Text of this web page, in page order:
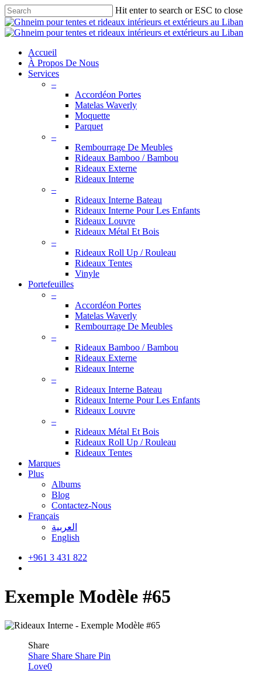
Skip
to
main
Hit enter to search or ESC to close
Close
Search
search
Menu
Accueil
À Propos De Nous
Services
–
Accordéon Portes
Matelas Waverly
Moquette
Parquet
–
Rembourrage De Meubles
Rideaux Bamboo / Bambou
Rideaux Externe
Rideaux Interne
–
Rideaux Interne Bateau
Rideaux Interne Pour Les Enfants
Rideaux Louvre
Rideaux Métal Et Bois
–
Rideaux Roll Up / Rouleau
Rideaux Tentes
Vinyle
Portefeuilles
–
Accordéon Portes
Matelas Waverly
Rembourrage De Meubles
–
Rideaux Bamboo / Bambou
Rideaux Externe
Rideaux Interne
–
Rideaux Interne Bateau
Rideaux Interne Pour Les Enfants
Rideaux Louvre
–
Rideaux Métal Et Bois
Rideaux Roll Up / Rouleau
Rideaux Tentes
Marques
Plus
Albums
Blog
Contactez-Nous
Français
العربية
English
+961 3 431 822
Exemple Modèle #65
Share
Share Share Share Pin
Love0